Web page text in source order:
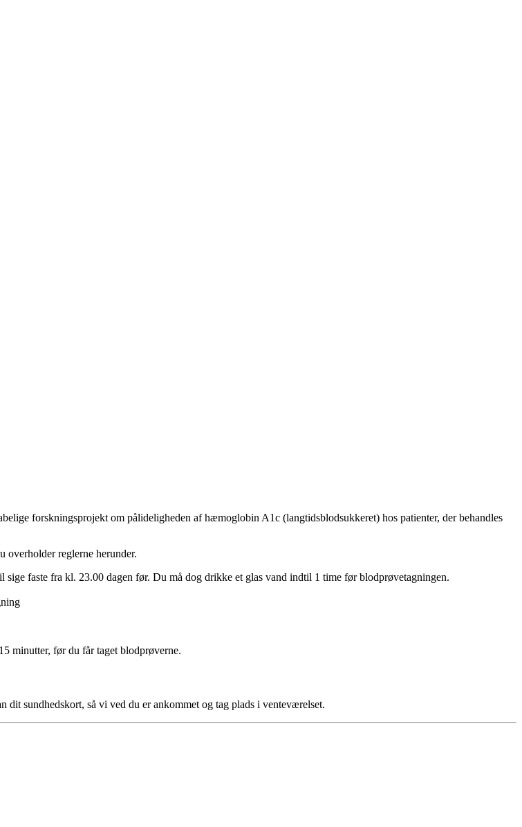
forskningsprojekt om pålideligheden af hæmoglobin A1c (langtidsblodsukkeret) hos patienter, der behandles
overholder reglerne herunder.
faste fra kl. 23.00 dagen før. Du må dog drikke et glas vand indtil 1 time før blodprøvetagningen.
minutter, før du får taget blodprøverne.
sundhedskort, så vi ved du er ankommet og tag plads i venteværelset.